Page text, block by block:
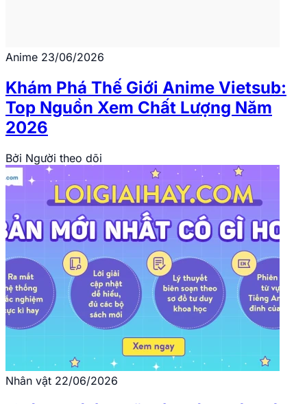
Anime 23/06/2026
Khám Phá Thế Giới Anime Vietsub:
Top Nguồn Xem Chất Lượng Năm
2026
Bởi Người theo dõi
Nhân vật 22/06/2026